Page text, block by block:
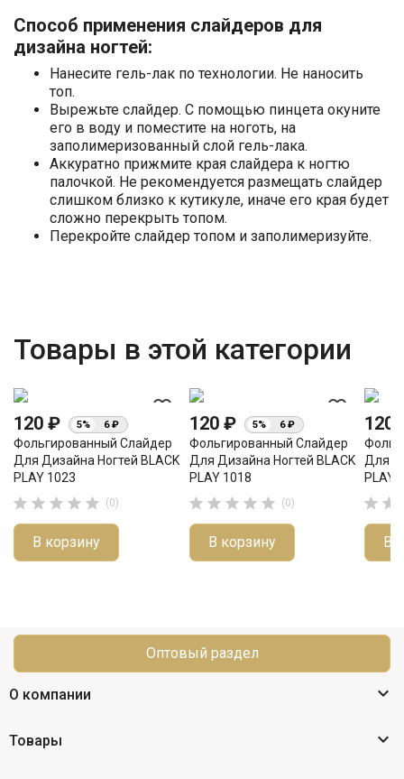
Способ применения слайдеров для
дизайна ногтей:
Нанесите гель-лак по технологии. Не наносить
топ.
Вырежьте слайдер. С помощью пинцета окуните
его в воду и поместите на ноготь, на
заполимеризованный слой гель-лака.
Аккуратно прижмите края слайдера к ногтю
палочкой. Не рекомендуется размещать слайдер
слишком близко к кутикуле, иначе его края будет
сложно перекрыть топом.
Перекройте слайдер топом и заполимеризуйте.
Товары в этой категории
favorite_border
120 ₽ 5% 6 ₽
Фольгированный Слайдер
Для Дизайна Ногтей BLACK
PLAY 1023
     (0)
В корзину
favorite_border
120 ₽ 5% 6 ₽
Фольгированный Слайдер
Для Дизайна Ногтей BLACK
PLAY 1018
     (0)
В корзину
120
Для
PLAY
 
В
Оптовый раздел
О компании 
Товары 